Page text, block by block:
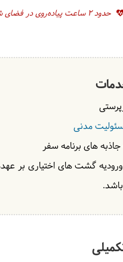
حدود 2 ساعت پیاده‌روی در فضای شهری
مدنی
جاذبه های برنامه سفر
ورودیه گشت های اختیاری بر
باشد.